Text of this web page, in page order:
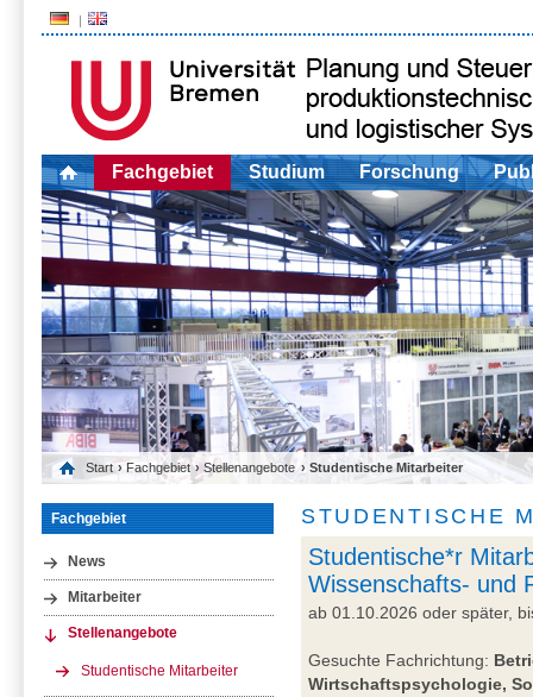
Fachgebiet Studium Forschung
Start › Fachgebiet ›Stellenangebote › Studentische Mitarbeiter
Fachgebiet
News
Mitarbeiter
Stellenangebote
Studentische Mitarbeiter
STUDENTISCHE
Studentische*r
Wissenschafts- und
ab 01.10.2026 oder später,
Gesuchte Fachrichtung:
Wirtschaftspsychologie,